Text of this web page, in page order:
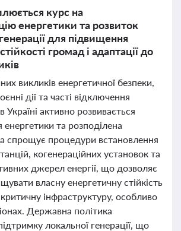
курс на
енергетики та розвиток
для підвищення
громад і адаптації до
викликів енергетичної безпеки,
дії та часті відключення
Україні активно розвивається
енергетики та розподілена
спрощує процедури встановлення
когенераційних установок та
джерел енергії, що дозволяє
власну енергетичну стійкість
критичну інфраструктуру, особливо
Державна політика
локальної генерації, що